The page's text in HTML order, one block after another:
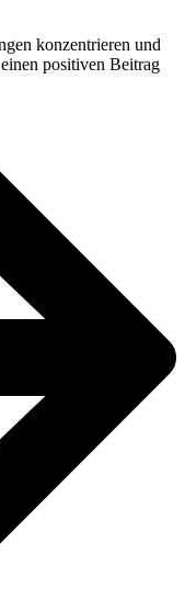
konzentrieren und
positiven Beitrag